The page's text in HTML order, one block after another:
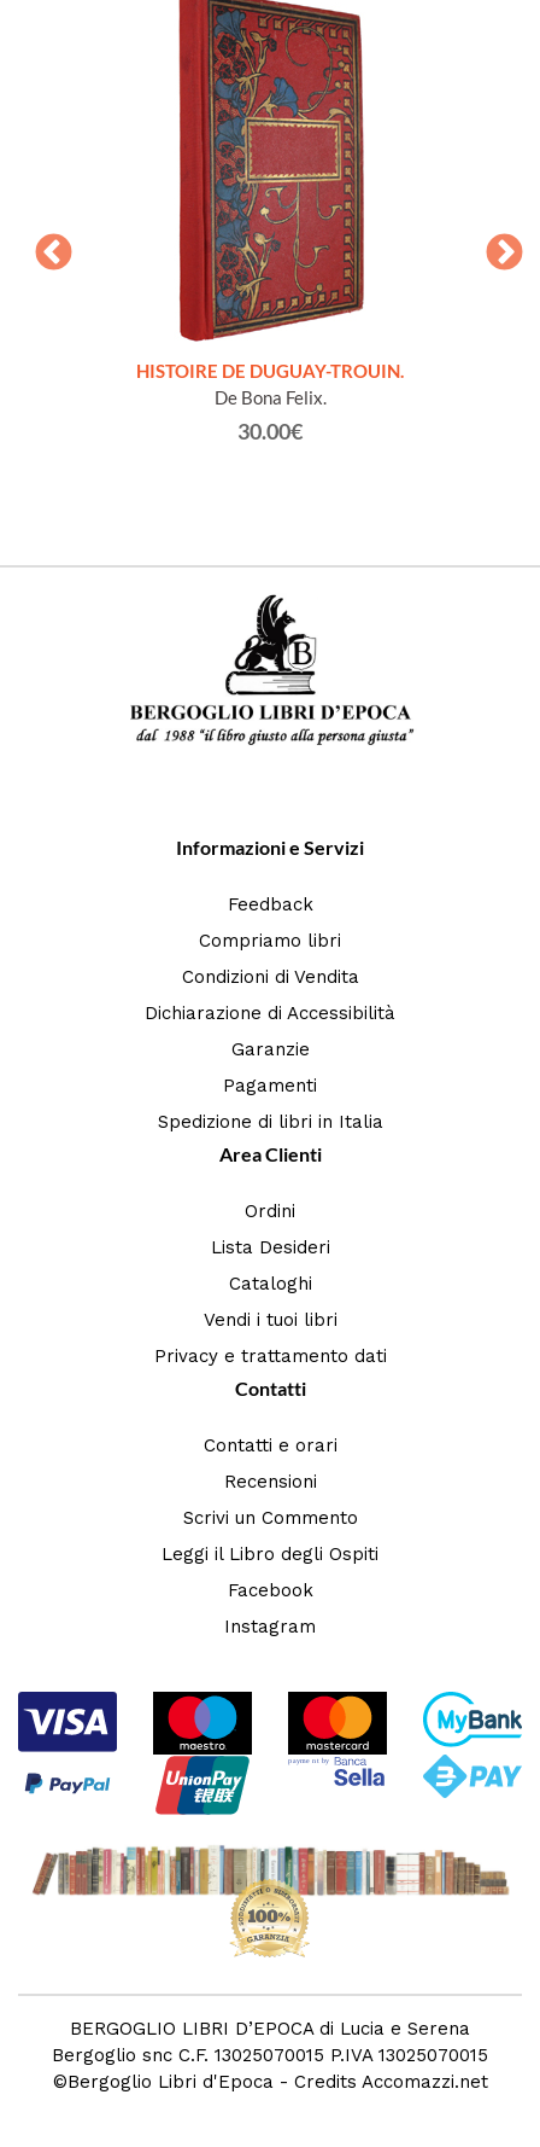
HISTOIRE DE DUGUAY-TROUIN.
De Bona Felix.
30.00€
Informazioni e Servizi
Feedback
Compriamo libri
Condizioni di Vendita
Dichiarazione di Accessibilità
Garanzie
Pagamenti
Spedizione di libri in Italia
Area Clienti
Ordini
Lista Desideri
Cataloghi
Vendi i tuoi libri
Privacy e trattamento dati
Contatti
Contatti e orari
Recensioni
Scrivi un Commento
Leggi il Libro degli Ospiti
Facebook
Instagram
BERGOGLIO LIBRI D’EPOCA di Lucia e Serena
Bergoglio snc C.F. 13025070015 P.IVA 13025070015
©Bergoglio Libri d'Epoca - Credits Accomazzi.net